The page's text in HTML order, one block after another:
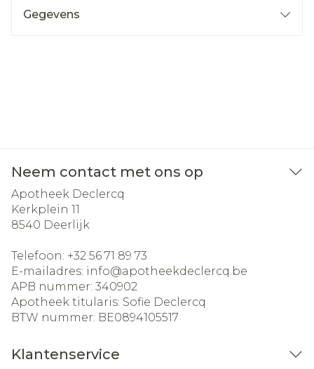
Gegevens
Neem contact met ons op
Apotheek Declercq
Kerkplein 11
8540 Deerlijk
Telefoon: +32 56 71 89 73
E-mailadres: info@apotheekdeclercq.be
APB nummer: 340902
Apotheek titularis: Sofie Declercq
BTW nummer: BE0894105517
Klantenservice